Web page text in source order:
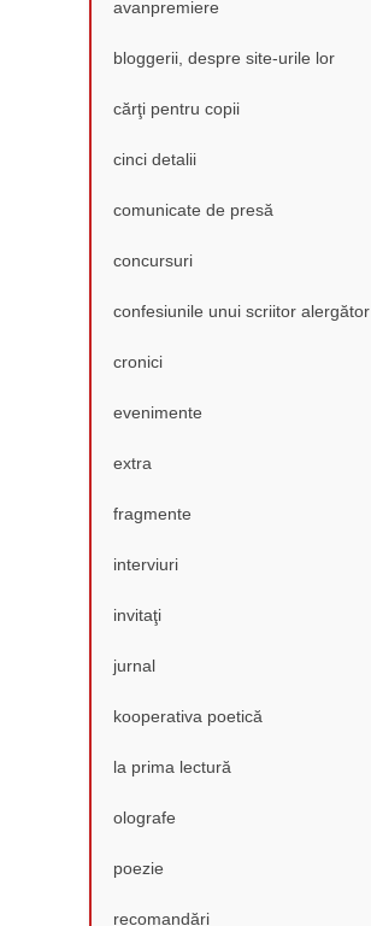
avanpremiere
bloggerii, despre site-urile lor
cărţi pentru copii
cinci detalii
comunicate de presă
concursuri
confesiunile unui scriitor alergător
cronici
evenimente
extra
fragmente
interviuri
invitaţi
jurnal
kooperativa poetică
la prima lectură
olografe
poezie
recomandări